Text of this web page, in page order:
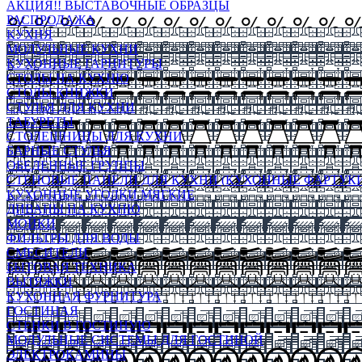
АКЦИЯ!! ВЫСТАВОЧНЫЕ ОБРАЗЦЫ
РАСПРОДАЖА
КУХНЯ
МОДУЛЬНЫЕ КУХНИ
КУХОННЫЕ ГАРНИТУРЫ
СТОЛЫ НА КУХНЮ
СТОЛЫ КНИЖКИ
СТУЛЬЯ ДЛЯ КУХНИ
ТАБУРЕТЫ
СТОЛЕШНИЦЫ ДЛЯ КУХНИ
БАРНЫЕ СТУЛЬЯ
ОБЕДЕННЫЕ ГРУППЫ
СТЕНОВЫЕ ПАНЕЛИ ДЛЯ КУХНИ (КУХОННЫЕ
КУХОННЫЕ УГОЛКИ МЯГКИЕ
ДИВАНЫ НА КУХНЮ
МОЙКИ
ФИЛЬТРЫ ДЛЯ ВОДЫ
СМЕСИТЕЛИ
БЫТОВАЯ ТЕХНИКА
ВЫТЯЖКИ
КУХОННАЯ ФУРНИТУРА
ГОСТИНАЯ
СТЕНКИ В ГОСТИНУЮ
МОДУЛЬНЫЕ СИСТЕМЫ ДЛЯ ГОСТИНОЙ
ЭЛЕКТРОКАМИНЫ